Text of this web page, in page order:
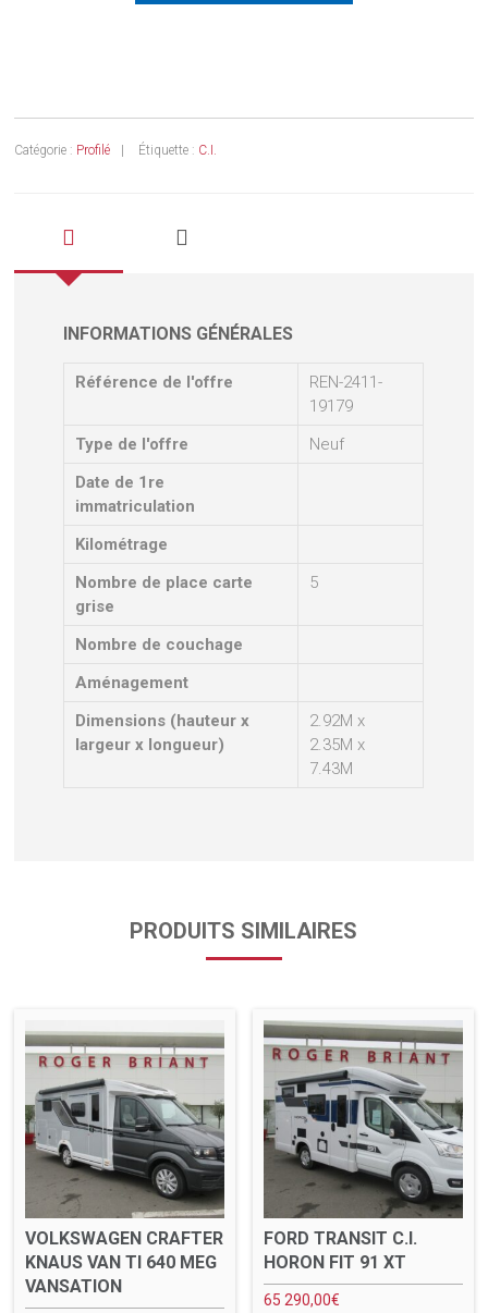
Catégorie : Profilé Étiquette : C.I.
INFORMATIONS GÉNÉRALES
Référence de l'offre
REN-2411-
19179
Type de l'offre
Neuf
Date de 1re
immatriculation
Kilométrage
Nombre de place carte
grise
5
Nombre de couchage
Aménagement
Dimensions (hauteur x
largeur x longueur)
2.92M x
2.35M x
7.43M
PRODUITS SIMILAIRES
VOLKSWAGEN CRAFTER
KNAUS VAN TI 640 MEG
VANSATION
FORD TRANSIT C.I.
HORON FIT 91 XT
65 290,00€